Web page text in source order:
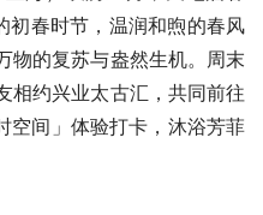
初春时节，温润和煦的春风
物的复苏与盎然生机。周末
相约兴业太古汇，共同前往
空间」体验打卡，沐浴芳菲